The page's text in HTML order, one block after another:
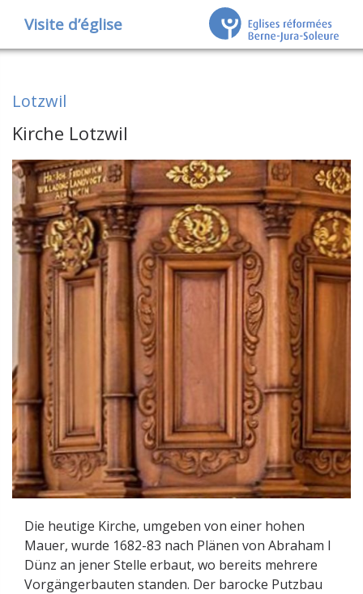
Visite d’église
Lotzwil
Kirche Lotzwil
Die heutige Kirche, umgeben von einer hohen
Mauer, wurde 1682-83 nach Plänen von Abraham I
Dünz an jener Stelle erbaut, wo bereits mehrere
Vorgängerbauten standen. Der barocke Putzbau